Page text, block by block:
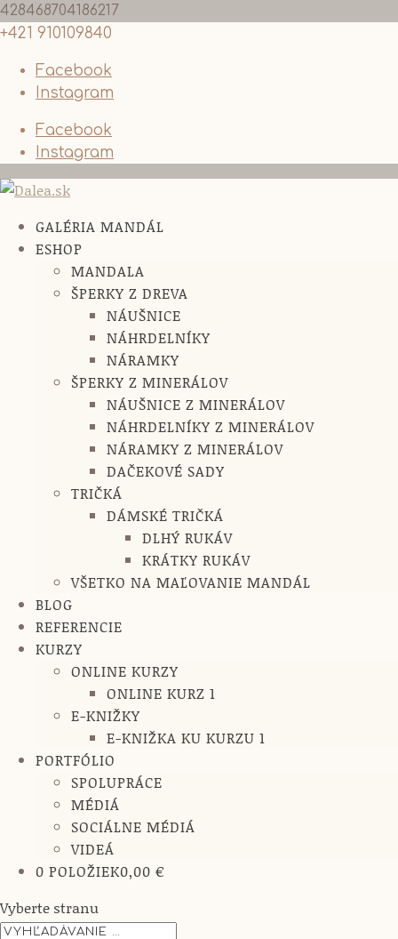
428468704186217
+421 910109840
Facebook
Instagram
Facebook
Instagram
GALÉRIA MANDÁL
ESHOP
MANDALA
ŠPERKY Z DREVA
NÁUŠNICE
NÁHRDELNÍKY
NÁRAMKY
ŠPERKY Z MINERÁLOV
NÁUŠNICE Z MINERÁLOV
NÁHRDELNÍKY Z MINERÁLOV
NÁRAMKY Z MINERÁLOV
DAČEKOVÉ SADY
TRIČKÁ
DÁMSKÉ TRIČKÁ
DLHÝ RUKÁV
KRÁTKY RUKÁV
VŠETKO NA MAĽOVANIE MANDÁL
BLOG
REFERENCIE
KURZY
ONLINE KURZY
ONLINE KURZ 1
E-KNIŽKY
E-KNIŽKA KU KURZU 1
PORTFÓLIO
SPOLUPRÁCE
MÉDIÁ
SOCIÁLNE MÉDIÁ
VIDEÁ
0 POLOŽIEK0,00 €
Vyberte stranu